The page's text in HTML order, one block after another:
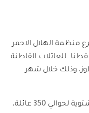
منظمة الهلال الاحمر
للعائلات القاطنة
وذلك خلال شهر
حيث وزع الفريق 270 خزاناً للمياه، سلل شتوية لحوالي 350 عائلة،